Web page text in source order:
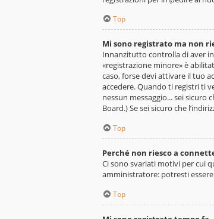
Top
Mi sono registrato ma non
Innanzitutto controlla di aver
«registrazione minore» è
caso, forse devi attivare il tuo
accedere. Quando ti registri ti
nessun messaggio... sei sicuro
Board.) Se sei sicuro che
Top
Perché non riesco a
Ci sono svariati motivi per cui
amministratore: potresti
Top